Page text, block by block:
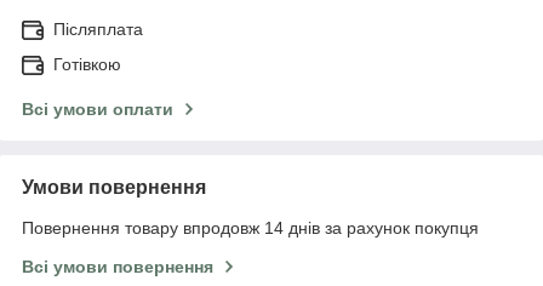
Післяплата
Готівкою
Всі умови оплати
Умови повернення
Повернення товару впродовж 14 днів за рахунок покупця
Всі умови повернення